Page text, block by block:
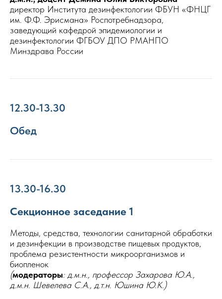
директор Института дезинфектологии ФБУН «ФНЦГ
им. Ф.Ф. Эрисмана» Роспотребнадзора,
заведующий кафедрой эпидемиологии и
дезинфектологии ФГБОУ ДПО РМАНПО
Минздрава России
12.30-13.30
Обед
13.30-16.30
Секционное заседание 1
Методы, средства, технологии санитарной обработки
и дезинфекции в производстве пищевых продуктов,
проблема резистентности микроорганизмов и
биопленок
(модераторы: д.м.н., профессор Захарова Ю.А.,
д.м.н. Шевелева С.А., д.т.н. Юшина Ю.К.)